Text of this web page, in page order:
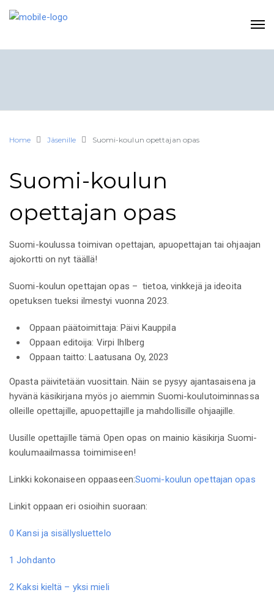
Home Jäsenille Suomi-koulun opettajan opas
Suomi-koulun
opettajan opas
Suomi-koulussa toimivan opettajan, apuopettajan tai ohjaajan
ajokortti on nyt täällä!
Suomi-koulun opettajan opas – tietoa, vinkkejä ja ideoita
opetuksen tueksi ilmestyi vuonna 2023.
Oppaan päätoimittaja: Päivi Kauppila
Oppaan editoija: Virpi Ihlberg
Oppaan taitto: Laatusana Oy, 2023
Opasta päivitetään vuosittain. Näin se pysyy ajantasaisena ja
hyvänä käsikirjana myös jo aiemmin Suomi-koulutoiminnassa
olleille opettajille, apuopettajille ja mahdollisille ohjaajille.
Uusille opettajille tämä Open opas on mainio käsikirja Suomi-
koulumaailmassa toimimiseen!
Linkki kokonaiseen oppaaseen:Suomi-koulun opettajan opas
Linkit oppaan eri osioihin suoraan:
0 Kansi ja sisällysluettelo
1 Johdanto
2 Kaksi kieltä – yksi mieli